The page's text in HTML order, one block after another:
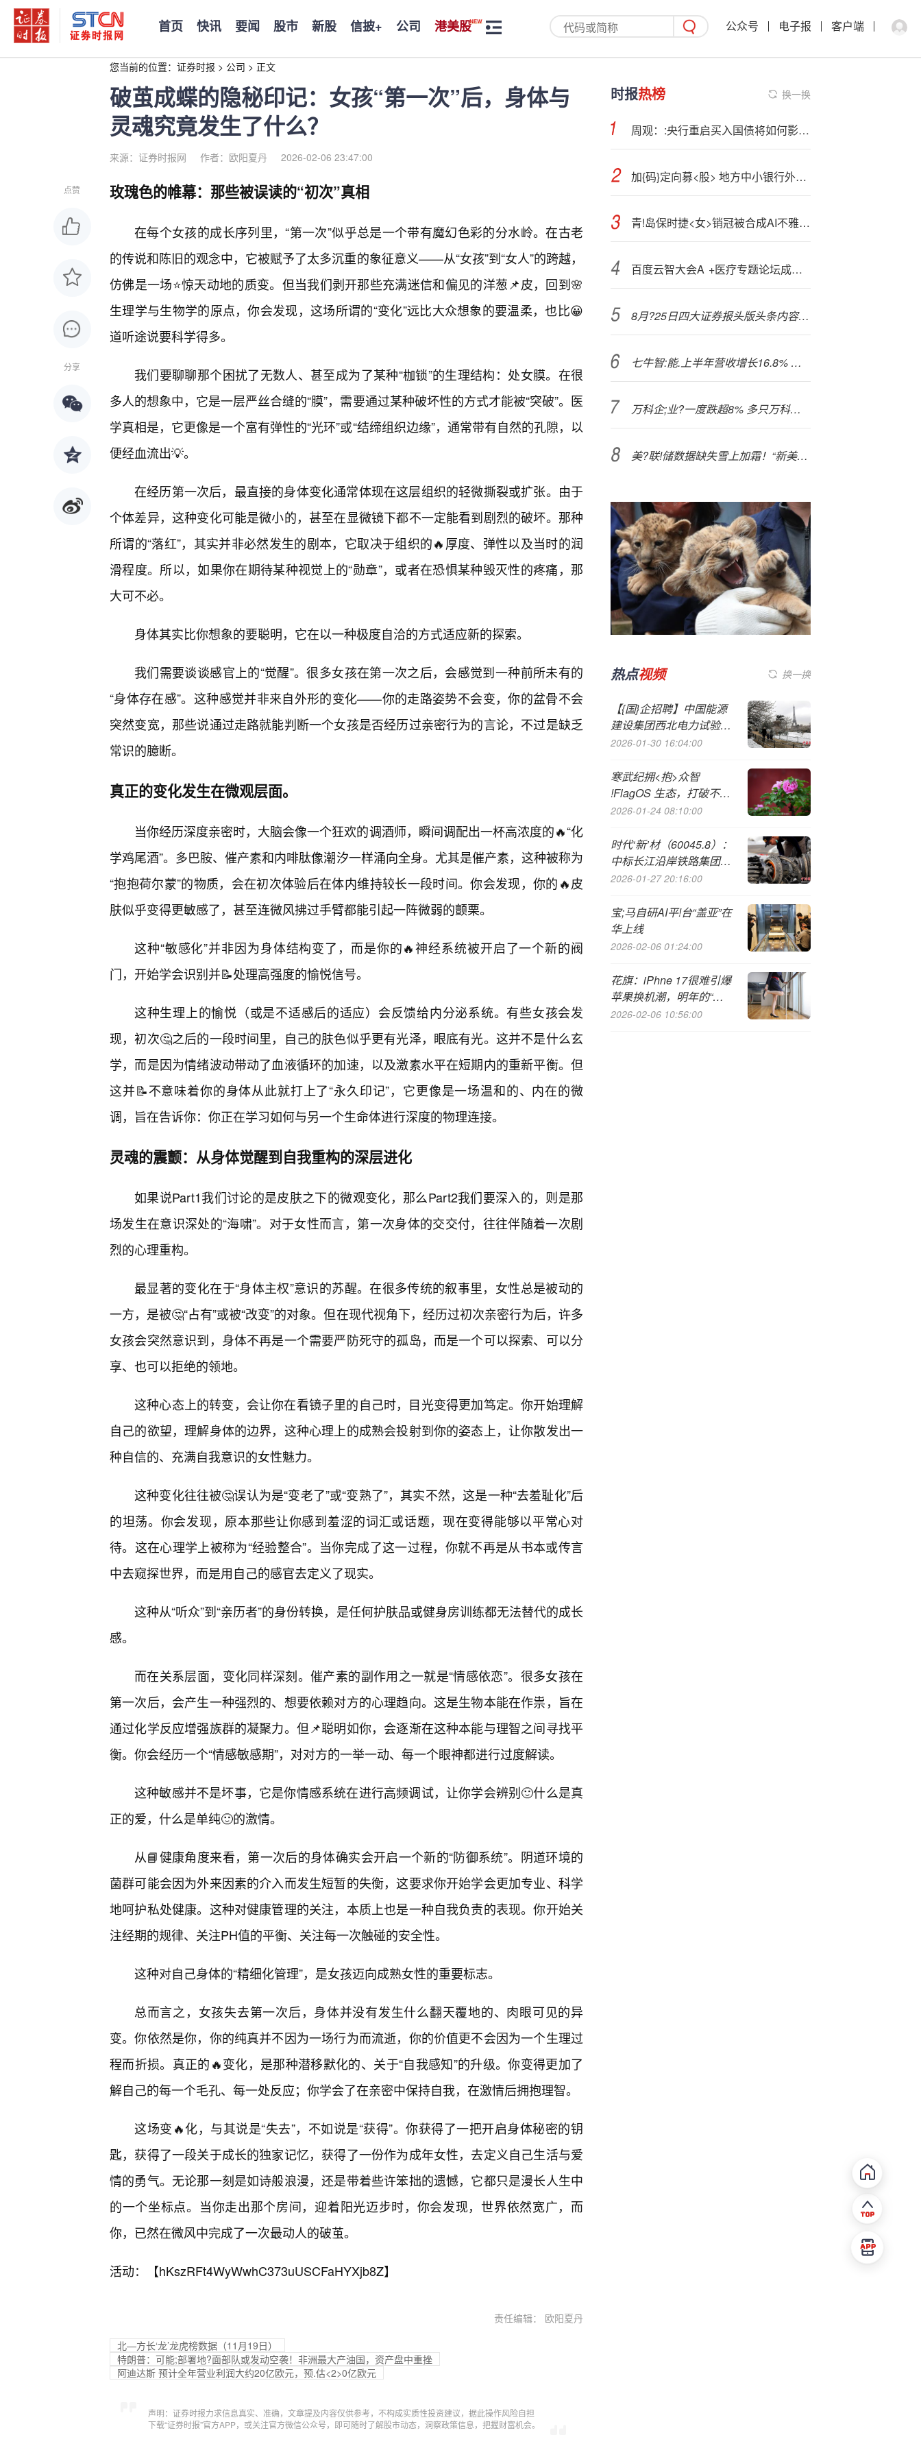
首页 快讯 要闻 股市 新股 信披+ 公司 港美股 公众号 电子报 客户端
您当前的位置： 证券时报 > 公司 > 正文
破茧成蝶的隐秘印记：女孩“第一次”后，身体与
灵魂究竟发生了什么？
来源：证券时报网 作者：欧阳夏丹 2026-02-06 23:47:00
点赞
分享
玫瑰色的帷幕：那些被误读的“初次”真相
在每个女孩的成长序列里，“第一次”似乎总是一个带有魔幻色彩的分水岭。在古老
的传说和陈旧的观念中，它被赋予了太多沉重的象征意义——从“女孩”到“女人”的跨越，
仿佛是一场⭐惊天动地的质变。但当我们剥开那些充满迷信和偏见的洋葱📌皮，回到🌸
生理学与生物学的原点，你会发现，这场所谓的“变化”远比大众想象的要温柔，也比😀
道听途说要科学得多。
我们要聊聊那个困扰了无数人、甚至成为了某种“枷锁”的生理结构：处女膜。在很
多人的想象中，它是一层严丝合缝的“膜”，需要通过某种破坏性的方式才能被“突破”。医
学真相是，它更像是一个富有弹性的“光环”或“结缔组织边缘”，通常带有自然的孔隙，以
便经血流出💡。
在经历第一次后，最直接的身体变化通常体现在这层组织的轻微撕裂或扩张。由于
个体差异，这种变化可能是微小的，甚至在显微镜下都不一定能看到剧烈的破坏。那种
所谓的“落红”，其实并非必然发生的剧本，它取决于组织的🔥厚度、弹性以及当时的润
滑程度。所以，如果你在期待某种视觉上的“勋章”，或者在恐惧某种毁灭性的疼痛，那
大可不必。
身体其实比你想象的要聪明，它在以一种极度自洽的方式适应新的探索。
我们需要谈谈感官上的“觉醒”。很多女孩在第一次之后，会感觉到一种前所未有的
“身体存在感”。这种感觉并非来自外形的变化——你的走路姿势不会变，你的盆骨不会
突然变宽，那些说通过走路就能判断一个女孩是否经历过亲密行为的言论，不过是缺乏
常识的臆断。
真正的变化发生在微观层面。
当你经历深度亲密时，大脑会像一个狂欢的调酒师，瞬间调配出一杯高浓度的🔥“化
学鸡尾酒”。多巴胺、催产素和内啡肽像潮汐一样涌向全身。尤其是催产素，这种被称为
“抱抱荷尔蒙”的物质，会在初次体验后在体内维持较长一段时间。你会发现，你的🔥皮
肤似乎变得更敏感了，甚至连微风拂过手臂都能引起一阵微弱的颤栗。
这种“敏感化”并非因为身体结构变了，而是你的🔥神经系统被开启了一个新的阀
门，开始学会识别并📝处理高强度的愉悦信号。
这种生理上的愉悦（或是不适感后的适应）会反馈给内分泌系统。有些女孩会发
现，初次🤔之后的一段时间里，自己的肤色似乎更有光泽，眼底有光。这并不是什么玄
学，而是因为情绪波动带动了血液循环的加速，以及激素水平在短期内的重新平衡。但
这并📝不意味着你的身体从此就打上了“永久印记”，它更像是一场温和的、内在的微
调，旨在告诉你：你正在学习如何与另一个生命体进行深度的物理连接。
灵魂的震颤：从身体觉醒到自我重构的深层进化
如果说Part1我们讨论的是皮肤之下的微观变化，那么Part2我们要深入的，则是那
场发生在意识深处的“海啸”。对于女性而言，第一次身体的交交付，往往伴随着一次剧
烈的心理重构。
最显著的变化在于“身体主权”意识的苏醒。在很多传统的叙事里，女性总是被动的
一方，是被🤔“占有”或被“改变”的对象。但在现代视角下，经历过初次亲密行为后，许多
女孩会突然意识到，身体不再是一个需要严防死守的孤岛，而是一个可以探索、可以分
享、也可以拒绝的领地。
这种心态上的转变，会让你在看镜子里的自己时，目光变得更加笃定。你开始理解
自己的欲望，理解身体的边界，这种心理上的成熟会投射到你的姿态上，让你散发出一
种自信的、充满自我意识的女性魅力。
这种变化往往被🤔误认为是“变老了”或“变熟了”，其实不然，这是一种“去羞耻化”后
的坦荡。你会发现，原本那些让你感到羞涩的词汇或话题，现在变得能够以平常心对
待。这在心理学上被称为“经验整合”。当你完成了这一过程，你就不再是从书本或传言
中去窥探世界，而是用自己的感官去定义了现实。
这种从“听众”到“亲历者”的身份转换，是任何护肤品或健身房训练都无法替代的成长
感。
而在关系层面，变化同样深刻。催产素的副作用之一就是“情感依恋”。很多女孩在
第一次后，会产生一种强烈的、想要依赖对方的心理趋向。这是生物本能在作祟，旨在
通过化学反应增强族群的凝聚力。但📌聪明如你，会逐渐在这种本能与理智之间寻找平
衡。你会经历一个“情感敏感期”，对对方的一举一动、每一个眼神都进行过度解读。
这种敏感并不是坏事，它是你情感系统在进行高频调试，让你学会辨别🙂什么是真
正的爱，什么是单纯🙂的激情。
从📘健康角度来看，第一次后的身体确实会开启一个新的“防御系统”。阴道环境的
菌群可能会因为外来因素的介入而发生短暂的失衡，这要求你开始学会更加专业、科学
地呵护私处健康。这种对健康管理的关注，本质上也是一种自我负责的表现。你开始关
注经期的规律、关注PH值的平衡、关注每一次触碰的安全性。
这种对自己身体的“精细化管理”，是女孩迈向成熟女性的重要标志。
总而言之，女孩失去第一次后，身体并没有发生什么翻天覆地的、肉眼可见的异
变。你依然是你，你的纯真并不因为一场行为而流逝，你的价值更不会因为一个生理过
程而折损。真正的🔥变化，是那种潜移默化的、关于“自我感知”的升级。你变得更加了
解自己的每一个毛孔、每一处反应；你学会了在亲密中保持自我，在激情后拥抱理智。
这场变🔥化，与其说是“失去”，不如说是“获得”。你获得了一把开启身体秘密的钥
匙，获得了一段关于成长的独家记忆，获得了一份作为成年女性，去定义自己生活与爱
情的勇气。无论那一刻是如诗般浪漫，还是带着些许笨拙的遗憾，它都只是漫长人生中
的一个坐标点。当你走出那个房间，迎着阳光迈步时，你会发现，世界依然宽广，而
你，已然在微风中完成了一次最动人的破茧。
活动：【hKszRFt4WyWwhC373uUSCFaHYXjb8Z】
责任编辑： 欧阳夏丹
北—方长‘龙’龙虎榜数据（11月19日）
特朗普：可能;部署地?面部队或发动空袭！非洲最大产油国，资产盘中重挫
阿迪达斯 预计全年营业利润大约20亿欧元，预.估<2>0亿欧元
声明：证券时报力求信息真实、准确，文章提及内容仅供参考，不构成实质性投资建议，据此操作风险自担
下载“证券时报”官方APP，或关注官方微信公众号，即可随时了解股市动态，洞察政策信息，把握财富机会。
时报热榜 换一换
周观：:央行重启买入国债将如何影响债市？（2025年第37期）
加{码}定向募<股> 地方中小银行外源性“补血”提速
青!岛保时捷<女>销冠被合成AI不雅视频，本人申明：已报警
百度云智大会A +医疗专题论坛成功举办共探大模型驱动智慧医疗新未来
8月?25日四大证券报头版头条内容精华摘要
七牛智:能.上半年营收增长16.8% 经调整EBITDA接近转正
万科企;业?一度跌超8% 多只万科债盘中临时停牌
美?联!储数据缺失雪上加霜！“新美联储通讯社”：ADP终止与美联储数据共享
热点视频 换一换
【{国}企招聘】中国能源
建设集团西北电力试验研
究院有限公司2025年招聘
2026-01-30 16:04:00
寒武纪拥<抱>众智
!FlagOS 生态，打破不同
架构芯片间的软件生态壁
2026-01-24 08:10:00
时代‘新’材（60045.8）：
中标长江沿岸铁路集团重
庆有限公司采购项目，中
2026-01-27 20:16:00
宝;马自研AI平!台“盖亚”在
华上线
2026-02-06 01:24:00
花旗：iPhne 17很难引爆
苹果换机潮，明年的“三
驾马车”才是关键
2026-02-06 10:56:00